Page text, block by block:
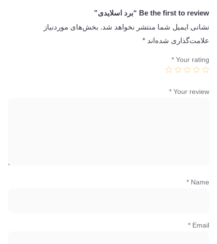
Be the first to review “برد اسلایدی”
نشانی ایمیل شما منتشر نخواهد شد. بخش‌های موردنیاز
علامت‌گذاری شده‌اند *
Your rating
*
Your review
*
Name
*
Email
*